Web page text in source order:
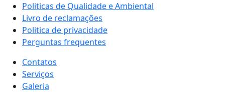
Politicas de Qualidade e Ambiental
Livro de reclamações
Politica de privacidade
Perguntas frequentes
Contatos
Serviços
Galeria